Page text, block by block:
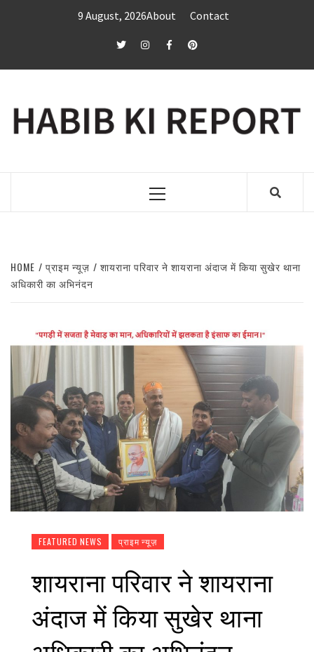
9 August, 2026About Contact
twitterInstagramFacebookPinterest
Primary
HOME प्राइम न्यूज़
शायराना परिवार ने शायराना अंदाज में किया सुखेर थाना
अधिकारी का अभिनंदन
FEATURED NEWS प्राइम न्यूज़
शायराना परिवार ने शायराना
अंदाज में किया सुखेर थाना